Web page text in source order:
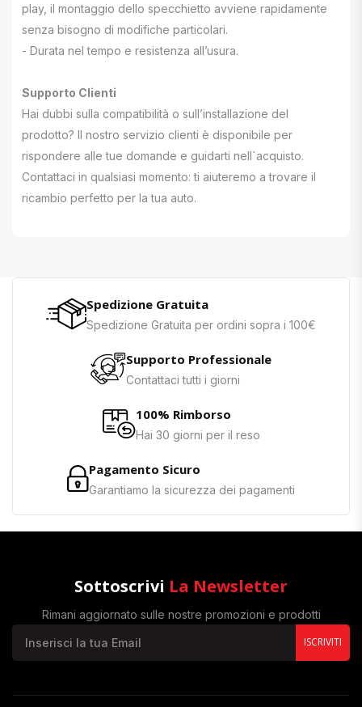
play, il montaggio dello specchietto avviene rapidamente
senza bisogno di modifiche particolari.
- Durata nel tempo e resistenza all’usura.
Supporto Clienti
Hai dubbi sulla compatibilità o sull’installazione del
prodotto? Il nostro servizio clienti è disponibile per
rispondere alle tue domande e guidarti nell`acquisto.
Contattaci in qualsiasi momento: ti aiuteremo a trovare il
ricambio perfetto per la tua auto.
Spedizione Gratuita
Spedizione Gratuita per ordini sopra i 100€
Supporto Professionale
Contattaci tutti i giorni
100% Rimborso
Hai 30 giorni per il reso
Pagamento Sicuro
Garantiamo la sicurezza dei pagamenti
Sottoscrivi La Newsletter
Rimani aggiornato sulle nostre promozioni e prodotti
ISCRIVITI